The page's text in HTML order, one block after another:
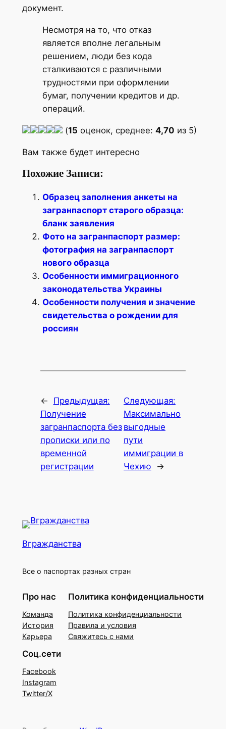
документ.
Несмотря на то, что отказ
является вполне легальным
решением, люди без кода
сталкиваются с различными
трудностями при оформлении
бумаг, получении кредитов и др.
операций.
(15 оценок, среднее: 4,70 из 5)
Вам также будет интересно
Похожие Записи:
Образец заполнения анкеты на
загранпаспорт старого образца:
бланк заявления
Фото на загранпаспорт размер:
фотография на загранпаспорт
нового образца
Особенности иммиграционного
законодательства Украины
Особенности получения и значение
свидетельства о рождении для
россиян
←
Предыдущая:
Получение
загранпаспорта без
прописки или по
временной
регистрации
Следующая:
Максимально
выгодные
пути
иммиграции в
Чехию
→
Вгражданства
Все о паспортах разных стран
Про нас
Команда
История
Карьера
Политика конфиденциальности
Политика конфиденциальности
Правила и условия
Свяжитесь с нами
Соц.сети
Facebook
Instagram
Twitter/X